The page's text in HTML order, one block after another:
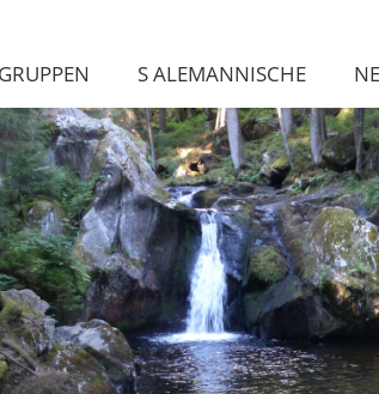
S ALEMANNISCHE